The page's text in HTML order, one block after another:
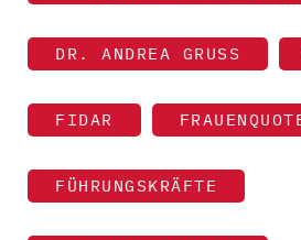
DR. ANDREA GRUSS
FIDAR
FÜHRUNGSKRÄFTE